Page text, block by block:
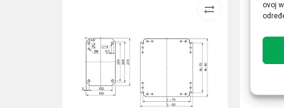
ovoj